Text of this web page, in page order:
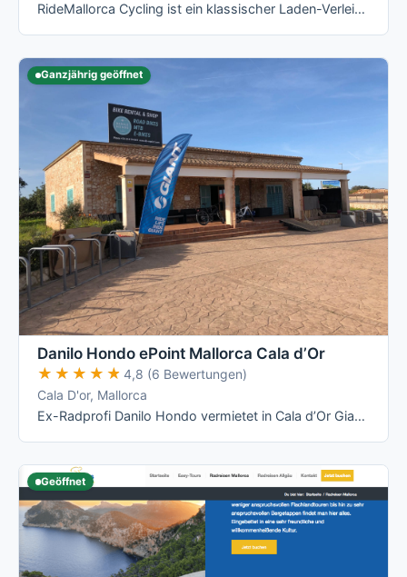
RideMallorca Cycling ist ein klassischer Laden-Verleih am Bulevar de Peguera: Du holst Dein Rad im Shop ab, dort wird es Dir angepasst – …
Ganzjährig geöffnet
Danilo Hondo ePoint Mallorca Cala d’Or
★★★★★
★★★★★ 4,8 (6 Bewertungen)
Cala D'or, Mallorca
Ex-Radprofi Danilo Hondo vermietet in Cala d’Or Giant- und Liv-Räder – vom Rennrad über Mountainbike bis zum E-Bike – und betreibt dort ein …
Geöffnet